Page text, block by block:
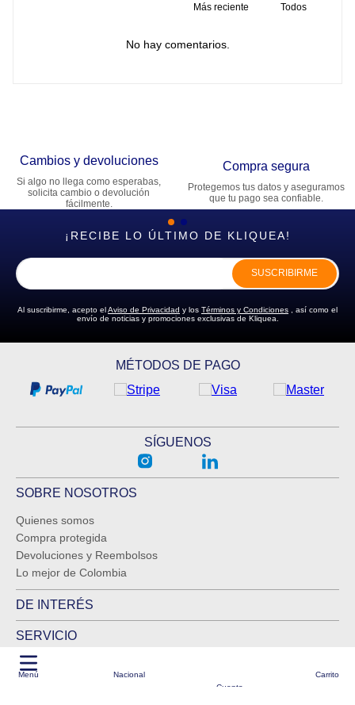
Menú
Nacional
Cuenta
Carrito
Más reciente Todos
No hay comentarios.
Cambios y devoluciones
Si algo no llega como esperabas,
solicita cambio o devolución
fácilmente.
Compra segura
Protegemos tus datos y aseguramos
que tu pago sea confiable.
¡RECIBE LO ÚLTIMO DE KLIQUEA!
SUSCRIBIRME
Al suscribirme, acepto elAviso de Privacidad y los Términos y Condiciones , así como el
envío de noticias y promociones exclusivas de Kliquea.
MÉTODOS DE PAGO
SÍGUENOS
SOBRE NOSOTROS
Quienes somos
Compra protegida
Devoluciones y Reembolsos
Lo mejor de Colombia
DE INTERÉS
SERVICIO
Logística garantizada por BmCargo como partner